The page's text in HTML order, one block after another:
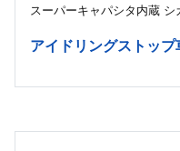
スーパーキャパシタ内蔵 シ
アイドリングストッ